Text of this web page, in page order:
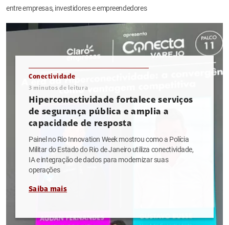
entre empresas, investidores e empreendedores
Conectividade
3 minutos de leitura
Hiperconectividade fortalece serviços
de segurança pública e amplia a
capacidade de resposta
Painel no Rio Innovation Week mostrou como a Polícia
Militar do Estado do Rio de Janeiro utiliza conectividade,
IA e integração de dados para modernizar suas
operações
Saiba mais